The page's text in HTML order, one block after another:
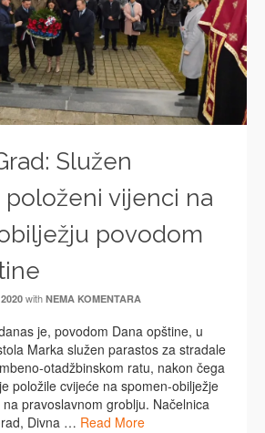
Služen
položeni vijenci na
povodom
with NEMA KOMENTARA
je, povodom Dana opštine, u
Marka služen parastos za stradale
otadžbinskom ratu, nakon čega
položile cvijeće na spomen-obilježje
pravoslavnom groblju. Načelnica
Divna … Read More